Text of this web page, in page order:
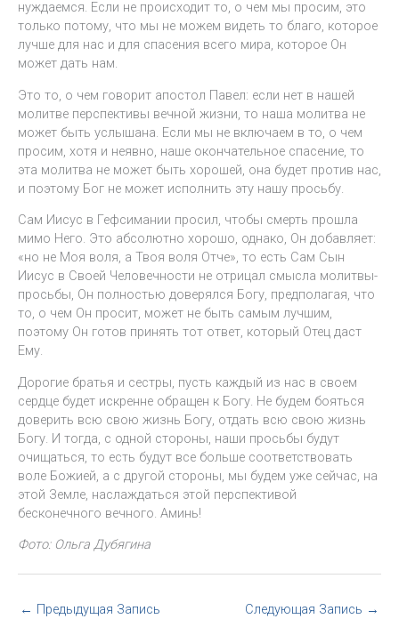
нуждаемся. Если не происходит то, о чем мы просим, это
только потому, что мы не можем видеть то благо, которое
лучше для нас и для спасения всего мира, которое Он
может дать нам.
Это то, о чем говорит апостол Павел: если нет в нашей
молитве перспективы вечной жизни, то наша молитва не
может быть услышана. Если мы не включаем в то, о чем
просим, хотя и неявно, наше окончательное спасение, то
эта молитва не может быть хорошей, она будет против нас,
и поэтому Бог не может исполнить эту нашу просьбу.
Сам Иисус в Гефсимании просил, чтобы смерть прошла
мимо Него. Это абсолютно хорошо, однако, Он добавляет:
«но не Моя воля, а Твоя воля Отче», то есть Сам Сын
Иисус в Своей Человечности не отрицал смысла молитвы-
просьбы, Он полностью доверялся Богу, предполагая, что
то, о чем Он просит, может не быть самым лучшим,
поэтому Он готов принять тот ответ, который Отец даст
Ему.
Дорогие братья и сестры, пусть каждый из нас в своем
сердце будет искренне обращен к Богу. Не будем бояться
доверить всю свою жизнь Богу, отдать всю свою жизнь
Богу. И тогда, с одной стороны, наши просьбы будут
очищаться, то есть будут все больше соответствовать
воле Божией, а с другой стороны, мы будем уже сейчас, на
этой Земле, наслаждаться этой перспективой
бесконечного вечного. Аминь!
Фото: Ольга Дубягина
← Предыдущая Запись Следующая Запись →